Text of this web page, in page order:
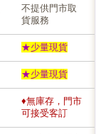
不提供門市取
貨服務
★少量現貨
★少量現貨
♦無庫存，門市
可接受客訂